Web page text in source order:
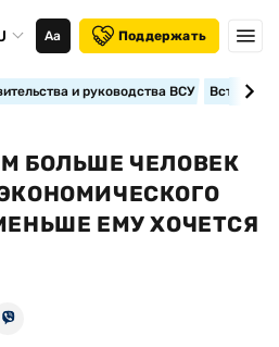
Аа Поддержать
и руководства ВСУ
БОЛЬШЕ ЧЕЛОВЕК
ЕМУ ХОЧЕТСЯ